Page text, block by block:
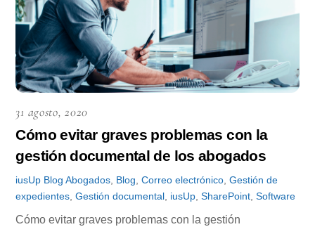
31 agosto, 2020
Cómo evitar graves problemas con la
gestión documental de los abogados
iusUp Blog Abogados, Blog,Correo electrónico,Gestión de
expedientes,Gestión documental, iusUp,SharePoint,Software
Cómo evitar graves problemas con la gestión